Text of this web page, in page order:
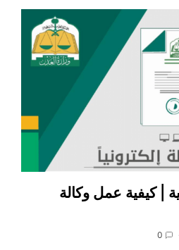
| كيفية عمل وكالة
0